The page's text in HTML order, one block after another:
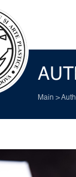
Main >